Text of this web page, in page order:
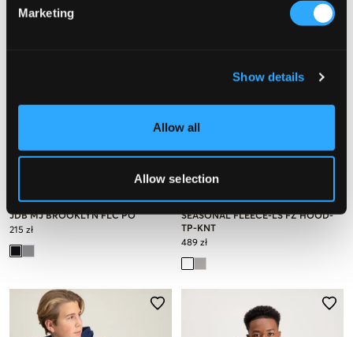
Marketing
Show details
Allow all
Allow selection
Nike Jordan
JDB MJ BROOKLYN FLC PO
215 zł
Polo Ralph Lauren
SEASONAL FLEECE-LS FZ HOOD-
TP-KNT
489 zł